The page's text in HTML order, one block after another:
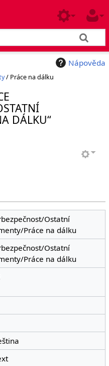
Nápověda
/ Práce na dálku
DÁLKU“
Ostatní
Práce na dálku
Ostatní
Práce na dálku